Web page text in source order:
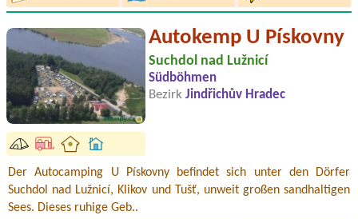
Autokemp U Pískovny
Suchdol nad Lužnicí
Südböhmen
Bezirk Jindřichův Hradec
Der Autocamping U Pískovny befindet sich unter den Dörfer
Suchdol nad Lužnicí, Klikov und Tušť, unweit großen sandhaltigen
Sees. Dieses ruhige Geb..